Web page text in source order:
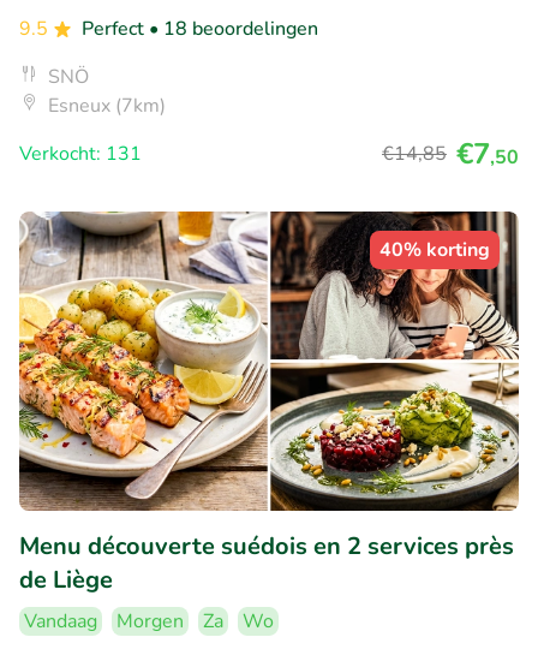
9.5
Perfect • 18 beoordelingen
SNÖ
Esneux (7km)
Verkocht: 131
€14,85 €7,50
40% korting
Menu découverte suédois en 2 services près
de Liège
Vandaag Morgen Za
Wo